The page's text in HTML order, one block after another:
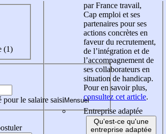
(1)
le salaire saisi
par France travail,
Cap emploi et ses
partenaires pour ses
actions concrètes en
faveur du recrutement,
de l’intégration et de
l’accompagnement de
ses collaborateurs en
situation de handicap.
Pour en savoir plus,
consultez cet article.
Entreprise adaptée
Qu'est-ce qu'une
entreprise adaptée